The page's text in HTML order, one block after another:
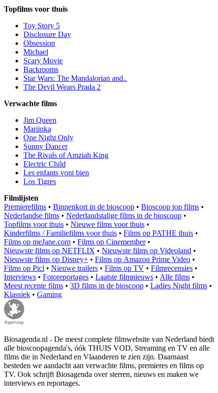
Topfilms voor thuis
Toy Story 5
Disclosure Day
Obsession
Michael
Scary Movie
Backrooms
Star Wars: The Mandalorian and..
The Devil Wears Prada 2
Verwachte films
Jim Queen
Mariinka
One Night Only
Sunny Dancer
The Rivals of Amziah King
Electric Child
Les enfants vont bien
Los Tigres
Filmlijsten
Premierefilms • Binnenkort in de bioscoop • Bioscoop top films •
Nederlandse films • Nederlandstalige films in de bioscoop •
Topfilms voor thuis • Nieuwe films voor thuis •
Kinderfilms / Familiefilms voor thuis • Films op PATHE thuis •
Films op meJane.com • Films op Cinemember•
Nieuwste films op NETFLIX • Nieuwste films op Videoland •
Nieuwste films op Disney+ • Films op Amazon Prime Video •
Films op Picl • Nieuwe trailers • Films op TV • Filmrecensies •
Interviews • Fotoreportages • Laatste filmnieuws • Alle films •
Meest recente films • 3D films in de bioscoop • Ladies Night films •
Klassiek • Gaming
Biosagenda.nl - De meest complete filmwebsite van Nederland biedt
alle bioscoopagenda's, óók THUIS VOD, Streaming en TV en alle
films die in Nederland en Vlaanderen te zien zijn. Daarnaast
besteden we aandacht aan verwachte films, premieres en films op
TV. Ook schrijft Biosagenda over sterren, nieuws en maken we
interviews en reportages.